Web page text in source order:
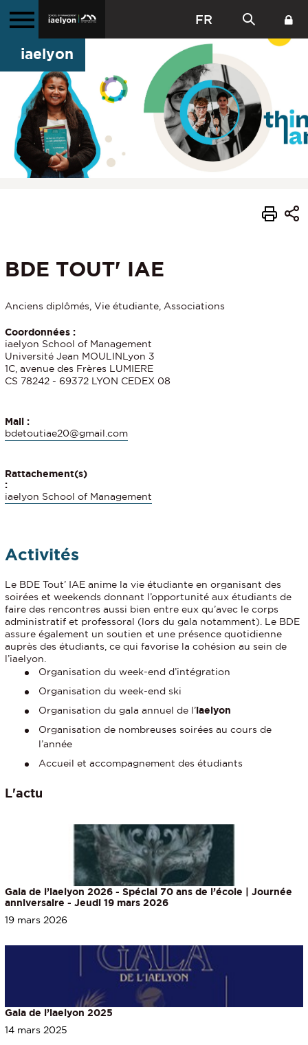
FR
iaelyon
BDE TOUT' IAE
Anciens diplômés, Vie étudiante, Associations
Coordonnées :
iaelyon School of Management
Université Jean MOULINLyon 3
1C, avenue des Frères LUMIERE
CS 78242 - 69372 LYON CEDEX 08
Mail :
bdetoutiae20@gmail.com
Rattachement(s)
:
iaelyon School of Management
Activités
Le BDE Tout’ IAE anime la vie étudiante en organisant des
soirées et weekends donnant l’opportunité aux étudiants de
faire des rencontres aussi bien entre eux qu’avec le corps
administratif et professoral (lors du gala notamment). Le BDE
assure également un soutien et une présence quotidienne
auprès des étudiants, ce qui favorise la cohésion au sein de
l’iaelyon.
Organisation du week-end d’intégration
Organisation du week-end ski
Organisation du gala annuel de l’iaelyon
Organisation de nombreuses soirées au cours de
l’année
Accueil et accompagnement des étudiants
L'actu
Gala de l’iaelyon 2026 - Spécial 70 ans de l’école | Journée
anniversaire - Jeudi 19 mars 2026
19 mars 2026
Gala de l’iaelyon 2025
14 mars 2025